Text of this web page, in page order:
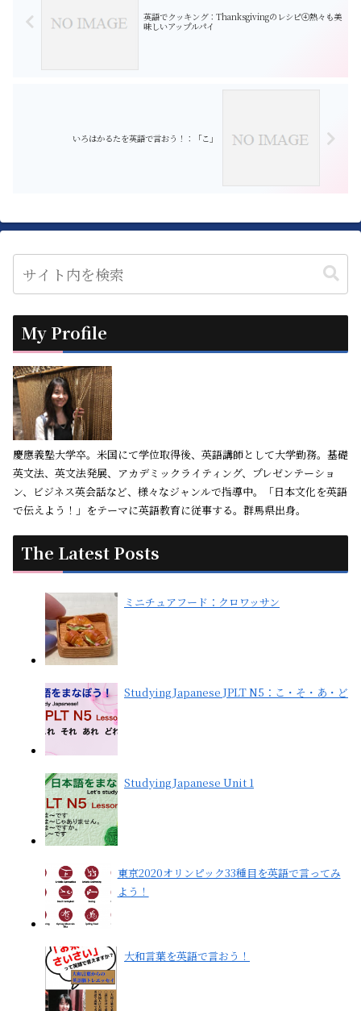
英語でクッキング：Thanksgivingのレシピ④熱々も美
味しいアップルパイ
いろはかるたを英語で言おう！：「こ」
My Profile
慶應義塾大学卒。米国にて学位取得後、英語講師として大学勤務。基礎
英文法、英文法発展、アカデミックライティング、プレゼンテーショ
ン、ビジネス英会話など、様々なジャンルで指導中。「日本文化を英語
で伝えよう！」をテーマに英語教育に従事する。群馬県出身。
The Latest Posts
ミニチュアフード：クロワッサン
Studying Japanese JPLT N5：こ・そ・あ・ど
Studying Japanese Unit 1
東京2020オリンピック33種目を英語で言ってみ
よう！
大和言葉を英語で言おう！